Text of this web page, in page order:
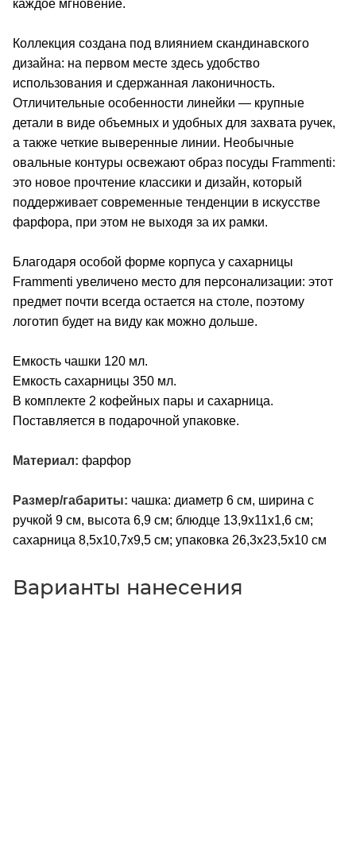
каждое мгновение.
Коллекция создана под влиянием скандинавского
дизайна: на первом месте здесь удобство
использования и сдержанная лаконичность.
Отличительные особенности линейки — крупные
детали в виде объемных и удобных для захвата ручек,
а также четкие выверенные линии. Необычные
овальные контуры освежают образ посуды Frammenti:
это новое прочтение классики и дизайн, который
поддерживает современные тенденции в искусстве
фарфора, при этом не выходя за их рамки.
Благодаря особой форме корпуса у сахарницы
Frammenti увеличено место для персонализации: этот
предмет почти всегда остается на столе, поэтому
логотип будет на виду как можно дольше.
Емкость чашки 120 мл.
Емкость сахарницы 350 мл.
В комплекте 2 кофейных пары и сахарница.
Поставляется в подарочной упаковке.
Материал: фарфор
Размер/габариты: чашка: диаметр 6 см, ширина с
ручкой 9 см, высота 6,9 см; блюдце 13,9х11х1,6 см;
сахарница 8,5х10,7х9,5 см; упаковка 26,3х23,5х10 см
Варианты нанесения